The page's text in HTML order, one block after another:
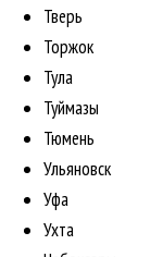
Тверь
Торжок
Тула
Туймазы
Тюмень
Ульяновск
Уфа
Ухта